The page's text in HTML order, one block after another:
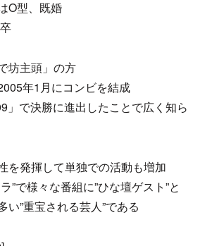
O型、既婚
坊主頭」の方
年1月にコンビを結成
」で決勝に進出したことで広く知ら
を発揮して単独での活動も増加
”で様々な番組に”ひな壇ゲスト”と
い”重宝される芸人”である